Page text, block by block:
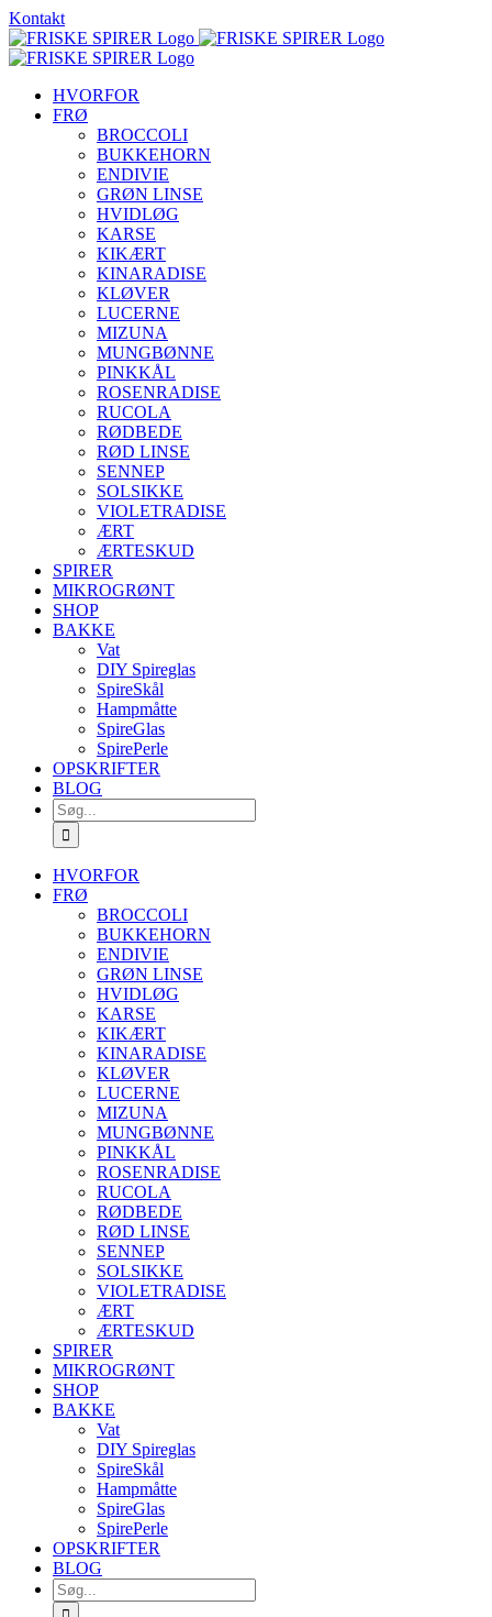
Skip
to
content
Kontakt
HVORFOR
FRØ
BROCCOLI
BUKKEHORN
ENDIVIE
GRØN LINSE
HVIDLØG
KARSE
KIKÆRT
KINARADISE
KLØVER
LUCERNE
MIZUNA
MUNGBØNNE
PINKKÅL
ROSENRADISE
RUCOLA
RØDBEDE
RØD LINSE
SENNEP
SOLSIKKE
VIOLETRADISE
ÆRT
ÆRTESKUD
SPIRER
MIKROGRØNT
SHOP
BAKKE
Vat
DIY Spireglas
SpireSkål
Hampmåtte
SpireGlas
SpirePerle
OPSKRIFTER
BLOG
Søg
efter:
HVORFOR
FRØ
BROCCOLI
BUKKEHORN
ENDIVIE
GRØN LINSE
HVIDLØG
KARSE
KIKÆRT
KINARADISE
KLØVER
LUCERNE
MIZUNA
MUNGBØNNE
PINKKÅL
ROSENRADISE
RUCOLA
RØDBEDE
RØD LINSE
SENNEP
SOLSIKKE
VIOLETRADISE
ÆRT
ÆRTESKUD
SPIRER
MIKROGRØNT
SHOP
BAKKE
Vat
DIY Spireglas
SpireSkål
Hampmåtte
SpireGlas
SpirePerle
OPSKRIFTER
BLOG
Søg
efter: